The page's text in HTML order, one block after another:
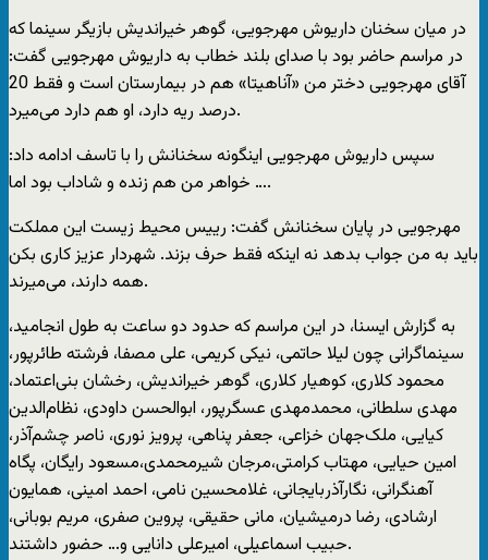
در میان سخنان داریوش مهرجویی، گوهر خیراندیش بازیگر سینما که
در مراسم حاضر بود با صدای بلند خطاب به داریوش مهرجویی گفت:
آقای مهرجویی دختر من «آناهیتا» هم در بیمارستان است و فقط 20
درصد ریه دارد، او هم دارد می‌میرد.
سپس داریوش مهرجویی اینگونه سخنانش را با تاسف ادامه داد:
خواهر من هم زنده و شاداب بود اما ….
مهرجویی در پایان سخنانش گفت: رییس محیط زیست این مملکت
باید به من جواب بدهد نه اینکه فقط حرف بزند. شهردار عزیز کاری بکن
همه دارند، می‌میرند.
به گزارش ایسنا، در این مراسم که حدود دو ساعت به طول انجامید،
سینماگرانی چون لیلا حاتمی، نیکی کریمی، علی مصفا، فرشته طائرپور،
محمود کلاری، کوهیار کلاری، گوهر خیراندیش، رخشان بنی‌اعتماد،
مهدی سلطانی، محمدمهدی عسگرپور، ابوالحسن داودی، نظام‌الدین
کیایی، ملک‌جهان خزاعی، جعفر پناهی، پرویز نوری، ناصر چشم‌آذر،
امین حیایی، مهتاب کرامتی،مرجان شیرمحمدی،مسعود رایگان، پگاه
آهنگرانی، نگارآذربایجانی، غلامحسین نامی، احمد امینی، همایون
ارشادی، رضا درمیشیان، مانی حقیقی، پروین صفری، مریم بوبانی،
حبیب اسماعیلی، امیرعلی دانایی و… حضور داشتند.